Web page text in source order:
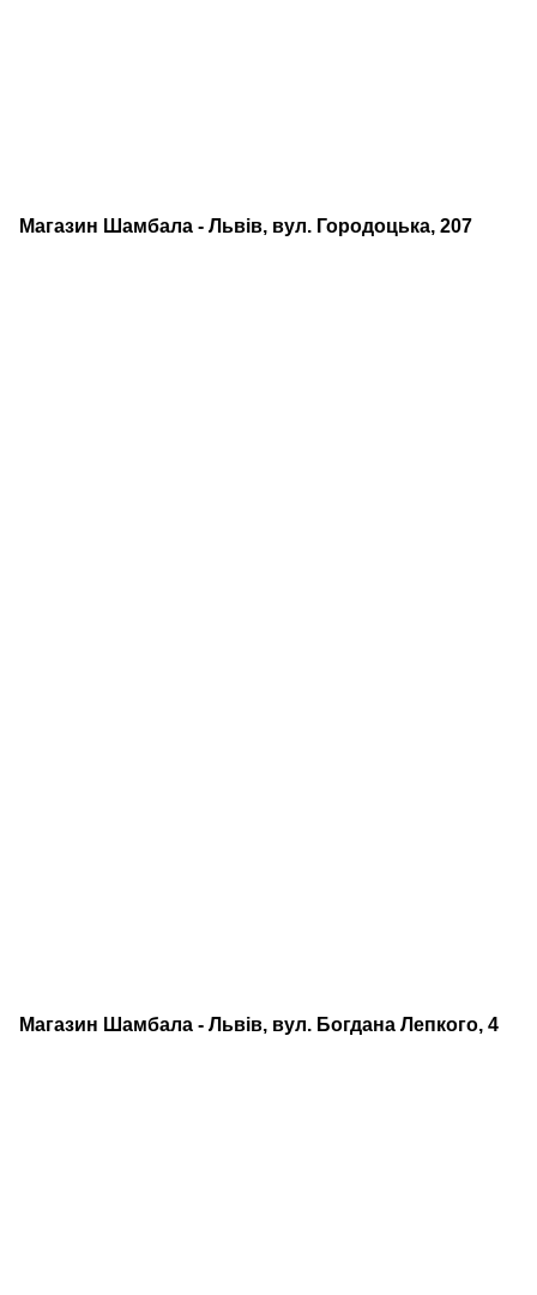
Магазин Шамбала - Львів, вул. Городоцька, 207
Магазин Шамбала - Львів, вул. Богдана Лепкого, 4